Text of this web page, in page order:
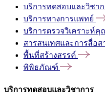
บริการทดสอบและวิชาก
บริการทางการแพทย์
บริการตรวจวิเคราะห์
สารสนเทศและการสื่อส
พื้นที่สร้างสรรค์
พิพิธภัณฑ์
บริการทดสอบและวิชาการ